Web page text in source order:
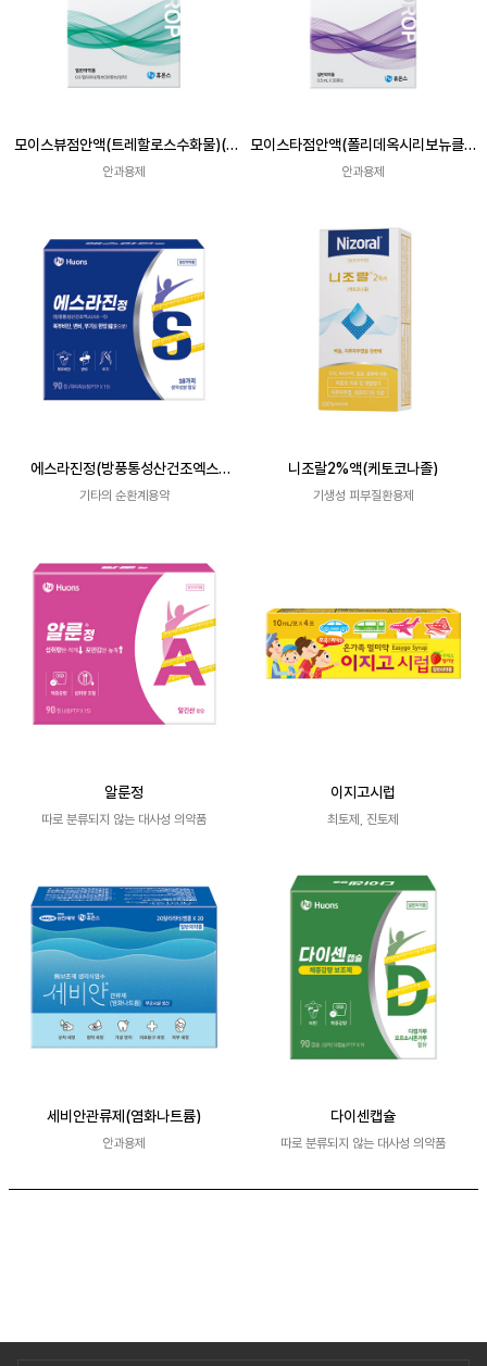
모이스뷰점안액(트레할로스수화물)(1
안과용제
모이스타점안액(폴리데옥시리보뉴클레
안과용제
에스라진정(방풍통성산건조엑스
기타의 순환계용약
니조랄2%액(케토코나졸)
기생성 피부질환용제
알룬정
따로 분류되지 않는 대사성 의약품
이지고시럽
최토제, 진토제
세비안관류제(염화나트륨)
안과용제
다이센캡슐
따로 분류되지 않는 대사성 의약품